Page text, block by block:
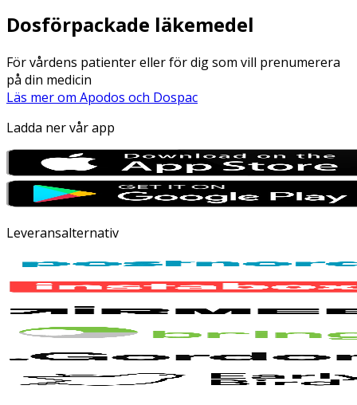
Dosförpackade läkemedel
För vårdens patienter eller för dig som vill prenumerera
på din medicin
Läs mer om Apodos och Dospac
Ladda ner vår app
Leveransalternativ